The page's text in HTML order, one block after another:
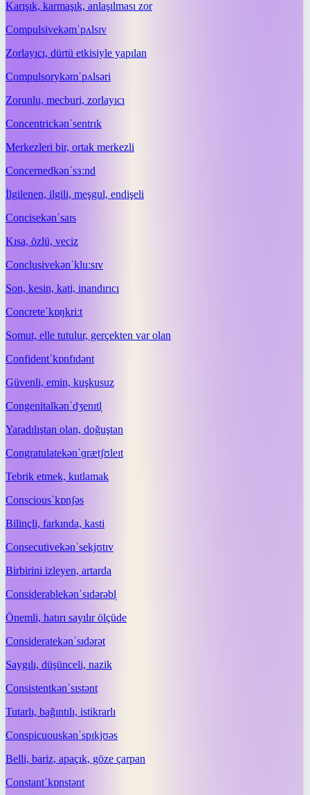
Karışık, karmaşık, anlaşılması zor
Compulsivekəmˈpʌlsɪv
Zorlayıcı, dürtü etkisiyle yapılan
Compulsorykəmˈpʌlsəri
Zorunlu, mecburi, zorlayıcı
Concentrickənˈsentrɪk
Merkezleri bir, ortak merkezli
Concernedkənˈsɜːnd
İlgilenen, ilgili, meşgul, endişeli
Concisekənˈsaɪs
Kısa, özlü, veciz
Conclusivekənˈkluːsɪv
Son, kesin, kati, inandırıcı
Concreteˈkɒŋkriːt
Somut, elle tutulur, gerçekten var olan
Confidentˈkɒnfɪdənt
Güvenli, emin, kuşkusuz
Congenitalkənˈdʒenɪtl̩
Yaradılıştan olan, doğuştan
Congratulatekənˈɡrætʃʊleɪt
Tebrik etmek, kutlamak
Consciousˈkɒnʃəs
Bilinçli, farkında, kasti
Consecutivekənˈsekjʊtɪv
Birbirini izleyen, artarda
Considerablekənˈsɪdərəbl̩
Önemli, hatırı sayılır ölçüde
Consideratekənˈsɪdərət
Saygılı, düşünceli, nazik
Consistentkənˈsɪstənt
Tutarlı, bağıntılı, istikrarlı
Conspicuouskənˈspɪkjʊəs
Belli, bariz, apaçık, göze çarpan
Constantˈkɒnstənt